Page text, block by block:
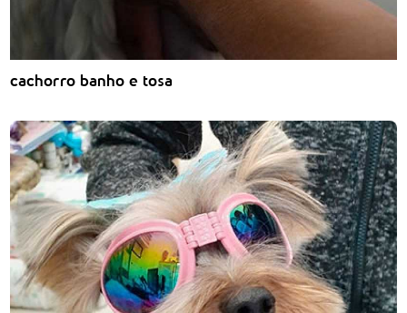
cachorro banho e tosa